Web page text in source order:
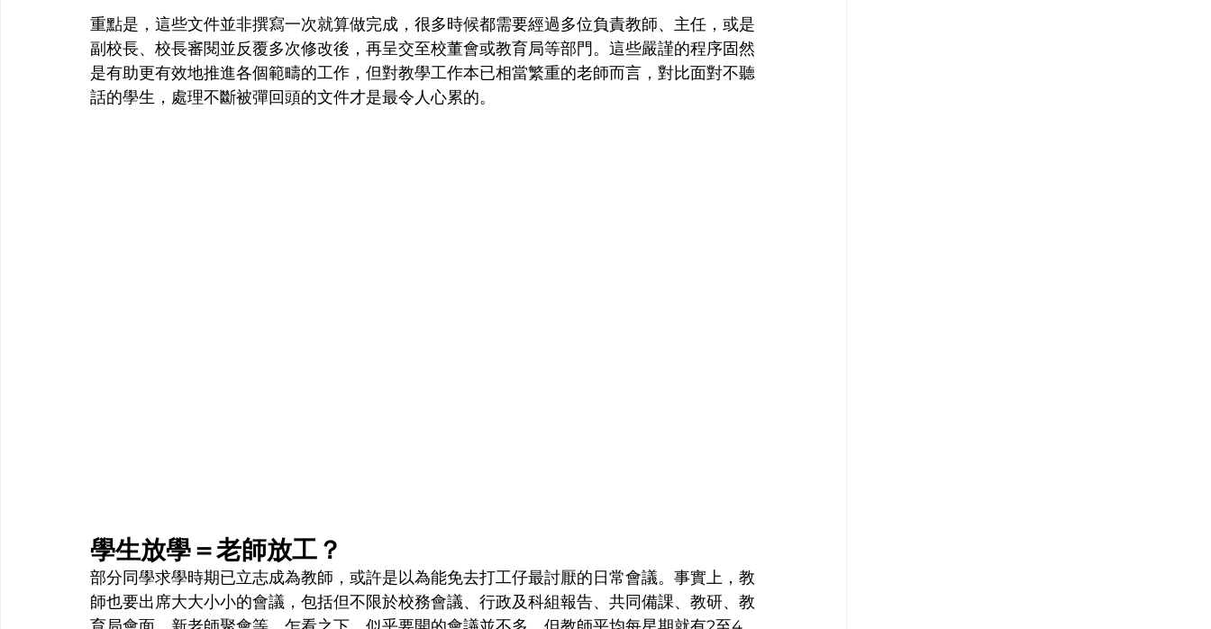
重點是，這些文件並非撰寫一次就算做完成，很多時候都需要經過多位負責教師、主任，或是
副校長、校長審閱並反覆多次修改後，再呈交至校董會或教育局等部門。這些嚴謹的程序固然
是有助更有效地推進各個範疇的工作，但對教學工作本已相當繁重的老師而言，對比面對不聽
話的學生，處理不斷被彈回頭的文件才是最令人心累的。
學生放學＝老師放工？
部分同學求學時期已立志成為教師，或許是以為能免去打工仔最討厭的日常會議。事實上，教
師也要出席大大小小的會議，包括但不限於校務會議、行政及科組報告、共同備課、教研、教